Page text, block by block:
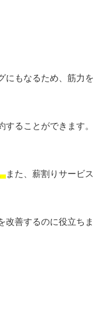
にもなるため、筋力を
ることができます。
また、薪割りサービス
改善するのに役立ちま